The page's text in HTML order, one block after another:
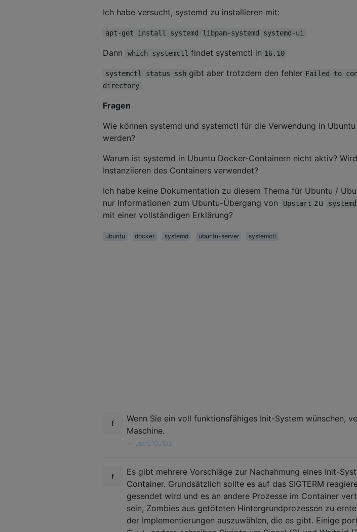
Ich habe versucht, systemd zu installieren mit:
apt-get install systemd libpam-systemd systemd-ui
Dann which systemctl findet systemctl in 16.10
systemctl status ssh gibt aber trotzdem den fehler Failed to
directory
Fragen
Wie können systemd und systemctl für die Verwendung in
werden?
Warum ist systemd in Ubuntu Docker-Containern nicht aktiv?
Instanziieren des Containers verwendet?
Ich habe keine Dokumentation zu diesem Thema für Ubuntu /
nur Informationen zum Ubuntu-Übergang von
Upstart zu systemd
mit einer vollständigen Erklärung?
ubuntu docker systemd ubuntu-server systemctl
Wenn Sie ein voll funktionsfähiges Init-System wünschen,
Maschine.
user2105103
Es gibt mehrere Vorschläge zur Nachahmung eines Init-
Container. Grundsätzlich sollte es auf das SIGTERM
gesendet wird und es an andere Prozesse im Container
sein, Zombies aus getöteten Hintergrundprozessen zu
der Implementierungen auszuwählen, die es gibt. Einige